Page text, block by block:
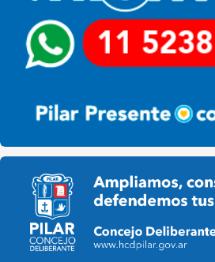
Pilar HCD